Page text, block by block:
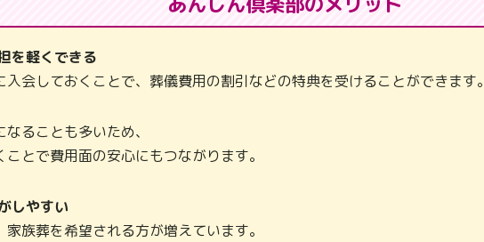
を軽くできる
入会しておくことで、葬儀費用の割引などの特典を受けることができます
ることも多いため、
とで費用面の安心にもつながります。
しやすい
族葬を希望される方が増えています。